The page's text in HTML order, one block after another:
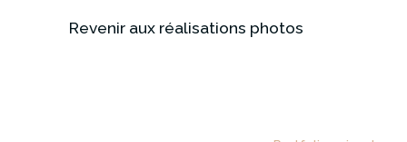
Revenir aux réalisations photos